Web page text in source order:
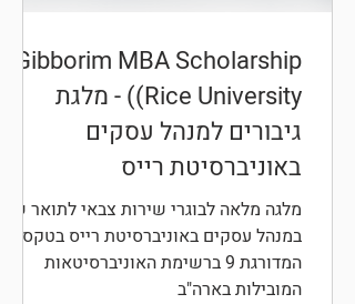
Gibborim MBA Scholarship
(Rice University) - מלגת
גיבורים למנהל עסקים
באוניברסיטת רייס
מלגה מלאה לבוגרי שירות צבאי לתואר שני
במנהל עסקים באוניברסיטת רייס בטקסס,
המדורגת 9 ברשימת האוניברסיטאות
המובילות בארה"ב